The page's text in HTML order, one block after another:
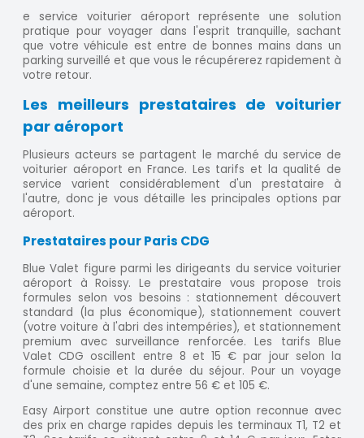
e service voiturier aéroport représente une solution
pratique pour voyager dans l'esprit tranquille, sachant
que votre véhicule est entre de bonnes mains dans un
parking surveillé et que vous le récupérerez rapidement à
votre retour.
Les meilleurs prestataires de voiturier
par aéroport
Plusieurs acteurs se partagent le marché du service de
voiturier aéroport en France. Les tarifs et la qualité de
service varient considérablement d'un prestataire à
l'autre, donc je vous détaille les principales options par
aéroport.
Prestataires pour Paris CDG
Blue Valet figure parmi les dirigeants du service voiturier
aéroport à Roissy. Le prestataire vous propose trois
formules selon vos besoins : stationnement découvert
standard (la plus économique), stationnement couvert
(votre voiture à l'abri des intempéries), et stationnement
premium avec surveillance renforcée. Les tarifs Blue
Valet CDG oscillent entre 8 et 15 € par jour selon la
formule choisie et la durée du séjour. Pour un voyage
d'une semaine, comptez entre 56 € et 105 €.
Easy Airport constitue une autre option reconnue avec
des prix en charge rapides depuis les terminaux T1, T2 et